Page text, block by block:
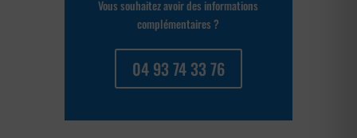
Vous souhaitez avoir des informations
complémentaires ?
04 93 74 33 76